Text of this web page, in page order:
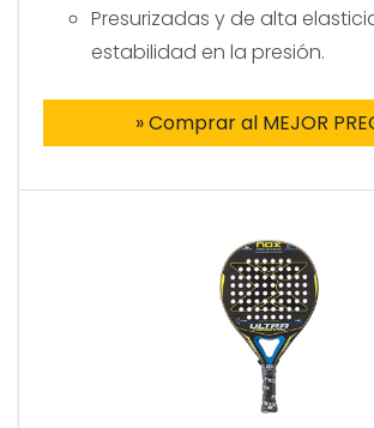
Presurizadas y de alta
estabilidad en la presión.
» Comprar al MEJOR